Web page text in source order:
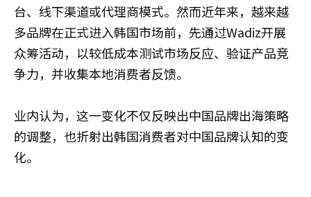
台、线下渠道或代理商模式。然而近年来，越来越
多品牌在正式进入韩国市场前，先通过Wadiz开展
众筹活动，以较低成本测试市场反应、验证产品竞
争力，并收集本地消费者反馈。
业内认为，这一变化不仅反映出中国品牌出海策略
的调整，也折射出韩国消费者对中国品牌认知的变
化。